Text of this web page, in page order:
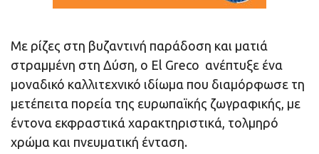
Με ρίζες στη βυζαντινή παράδοση και ματιά
στραμμένη στη Δύση, ο El Greco ανέπτυξε ένα
μοναδικό καλλιτεχνικό ιδίωμα που διαμόρφωσε τη
μετέπειτα πορεία της ευρωπαϊκής ζωγραφικής, με
έντονα εκφραστικά χαρακτηριστικά, τολμηρό
χρώμα και πνευματική ένταση.